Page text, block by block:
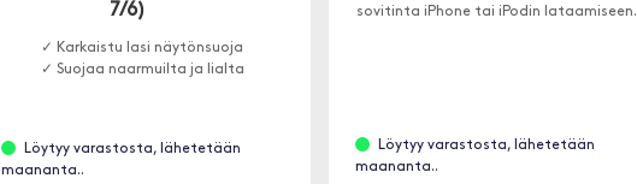
7/6)
✓ Karkaistu lasi näytönsuoja
✓ Suojaa naarmuilta ja lialta
Löytyy varastosta, lähetetään
maananta..
sovitinta iPhone tai iPodin lataamiseen.
Löytyy varastosta, lähetetään
maananta..